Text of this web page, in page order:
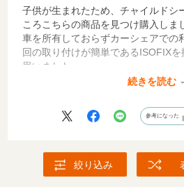
子供が生まれたため、チャイルドシ
ころこちらの商品を見つけ購入しま
車を所有しておらずカーシェアでの
回の取り付けが簡単であるISOFIX
思いました。
安全面の為仕方ないですが、ベース
がしやすい点も良いと感じています
椅子として使用することができる
4歳頃まで使用できることを考える
じました。
続きを読む
参考になった
絞り込み